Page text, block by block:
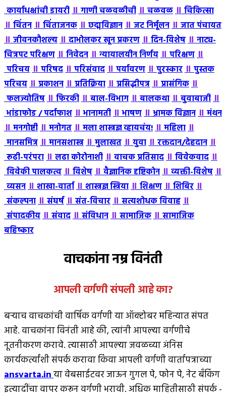
कार्याधक्षांची डायरी॥गाणी चळवळीची॥चळवळ॥चिकित्सा
॥चिंतन॥चिंताजनक॥छद्मविज्ञान॥जट निर्मूलन॥जात पंचायत
॥जीवनकौशल्य॥दाभोलकर खून प्रकरण॥दिन-विशेष॥नाट्य-
चित्रपट परिक्षण॥निवेदन॥न्यायालयीन निर्णय॥परिक्षण॥
परिचय॥परिषद॥परिसंवाद॥पर्यावरण॥पुरस्कार॥पुस्तक
परिचय॥प्रकाशन॥प्रतिक्रिया॥प्रसिद्धीपत्र॥प्रासंगिक॥
फलज्योतिष॥फिरकी॥बाल-विभाग॥बालकथा॥बुवाबाजी॥
भांडाफोड / पर्दाफाश॥भानामती॥भाषण॥भ्रामक विज्ञान॥मंथन
॥मनगोष्टी॥मनोगत॥मला शास्त्रज्ञ व्हायचंय!॥महिला॥
मानसमित्र॥मानसशास्त्र॥मुलाखत॥युवा॥रक्तदान/देहदान॥
रूढी-परंपरा॥लढा कोरोनाशी॥वाचक प्रतिसाद॥विवेकवाद॥
विवेकी पालकत्व॥विशेष॥वैज्ञानिक दृष्टिकोन॥व्यक्ती-विशेष॥
व्यसन॥शाखा-वार्ता॥शास्त्रज्ञ स्त्रिया॥शिक्षण॥शिबिर॥
संकल्पना॥संघर्ष॥संत-विचार॥सत्यशोधक विवाह॥
संपादकीय॥संवाद॥संविधान॥सामाजिक॥सामाजिक
बहिष्कार
वाचकांना नम्र विनंती
आपली वर्गणी संपली आहेका?
बर्‍याच वाचकांची वार्षिक वर्गणी या ऑक्टोबर महिन्यात संपत
आहे. वाचकांना विनंती आहे की, त्यांनी आपल्या वर्गणीचे
नूतनीकरण करावे. त्यासाठी आपल्या जवळच्या अंनिस
कार्यकर्त्यांशी संपर्क करावा किंवा आपली वर्गणी वार्तापत्राच्या
ansvarta.inया वेबसाईटवर जाऊन गुगल पे, फोन पे, नेट बँकिंग
इत्यादींचा वापर करून वर्गणी भरावी. अधिक माहितीसाठी संपर्क -